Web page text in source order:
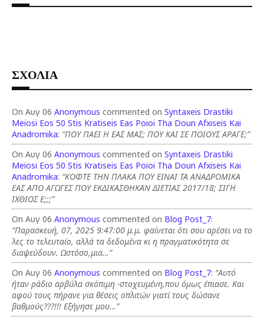
ΣΧΟΛΙΑ
On Αυγ 06 Anonymous commented on Syntaxeis Drastiki
Meiosi Eos 50 Stis Kratiseis Eas Poioi Tha Doun Afxiseis Kai
Anadromika: “ΠΟΥ ΠΑΕΙ Η ΕΑΣ ΜΑΣ; ΠΟΥ ΚΑΙ ΣΕ ΠΟΙΟΥΣ ΑΡΑΓΕ;”
On Αυγ 06 Anonymous commented on Syntaxeis Drastiki
Meiosi Eos 50 Stis Kratiseis Eas Poioi Tha Doun Afxiseis Kai
Anadromika: “ΚΟΦΤΕ ΤΗΝ ΠΛΑΚΑ ΠΟΥ ΕΙΝΑΙ ΤΑ ΑΝΑΔΡΟΜΙΚΑ
ΕΑΣ ΑΠΟ ΑΓΩΓΕΣ ΠΟΥ ΕΚΔΙΚΑΣΘΗΚΑΝ ΔΙΕΤΙΑΣ 2017/18; ΣΙΓΗ
ΙΧΘΙΟΣ Ε;;;”
On Αυγ 06 Anonymous commented on Blog Post_7:
“Παρασκευή, 07, 2025 9:47:00 μ.μ. φαίνεται ότι σου αρέσει να το
λες το τελευταίο, αλλά τα δεδομένα κι η πραγματικότητα σε
διαψεύδουν. Ωστόσο,μια…”
On Αυγ 06 Anonymous commented on Blog Post_7: “Αυτό
ήταν ράδιο αρβύλα σκόπιμη -στοχευμένη,που όμως έπιασε. Και
αφού τους πήρανε για θέσεις οπλιτών γιατί τους δώσανε
βαθμούς???!!! Εξήγησε μου…”